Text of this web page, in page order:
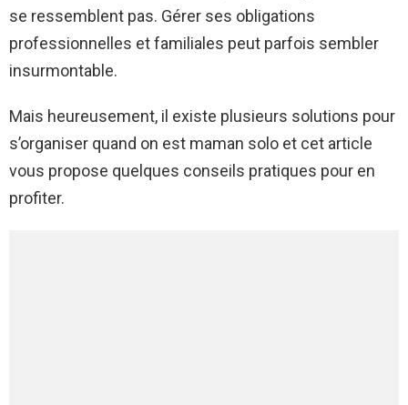
se ressemblent pas. Gérer ses obligations
professionnelles et familiales peut parfois sembler
insurmontable.
Mais heureusement, il existe plusieurs solutions pour
s’organiser quand on est maman solo et cet article
vous propose quelques conseils pratiques pour en
profiter.